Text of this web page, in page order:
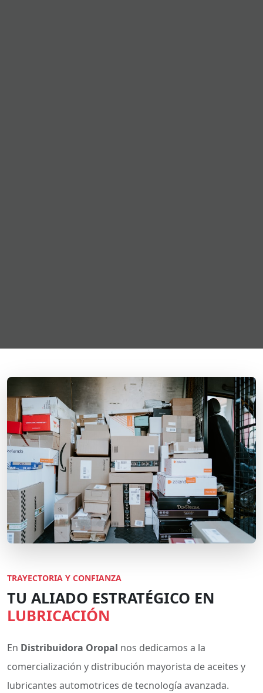
TRAYECTORIA Y CONFIANZA
TU ALIADO ESTRATÉGICO EN
LUBRICACIÓN
En Distribuidora Oropal nos dedicamos a la
comercialización y distribución mayorista de aceites y
lubricantes automotrices de tecnología avanzada.